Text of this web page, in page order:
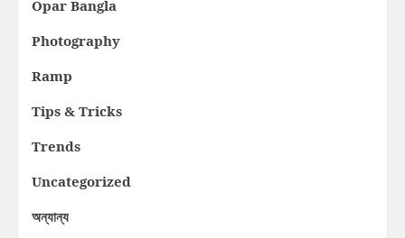
Opar Bangla
Photography
Ramp
Tips & Tricks
Trends
Uncategorized
অন্যান্য